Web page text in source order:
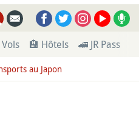
🏨 Hôtels 🚄 JR Pass
au Japon